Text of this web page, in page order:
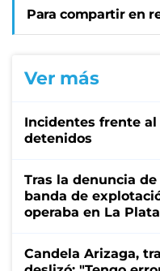
Para compartir en
Ver más
Incidentes frente al
detenidos
Tras la denuncia
banda de
operaba en La
Candela Arizaga,